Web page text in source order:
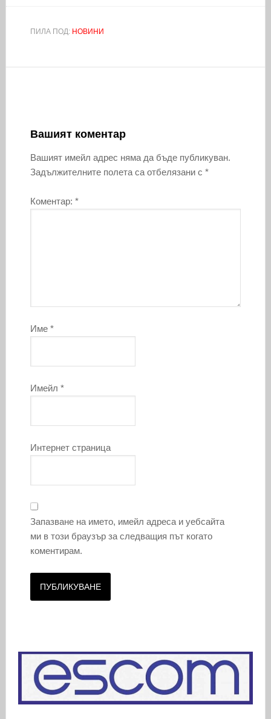
ПИЛА ПОД: НОВИНИ
Вашият коментар
Вашият имейл адрес няма да бъде публикуван.
Задължителните полета са отбелязани с *
Коментар: *
Име *
Имейл *
Интернет страница
Запазване на името, имейл адреса и уебсайта
ми в този браузър за следващия път когато
коментирам.